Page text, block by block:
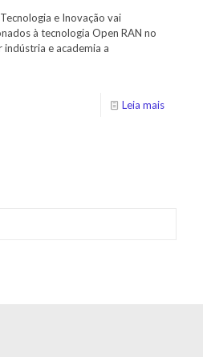
e Inovação vai
à tecnologia Open RAN no
indústria e academia a
Leia mais